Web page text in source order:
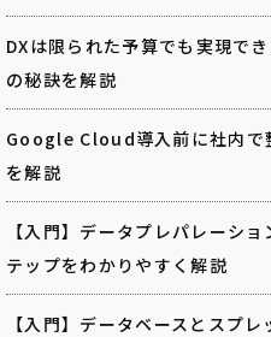
DXは限られた予算でも実現で
の秘訣を解説
Google Cloud導入前に社内で
を解説
【入門】データプレパレーシ
テップをわかりやすく解説
【入門】データベースとスプ